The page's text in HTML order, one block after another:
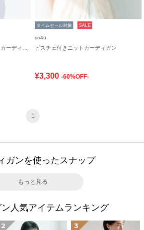
タイムセール対象 SALE
sō4ū
ビスチェ付きニットカーディガン
¥3,300 -60%OFF-
1
ガンを使ったスナップ
もっと見る
人気アイテムランキング
2 3